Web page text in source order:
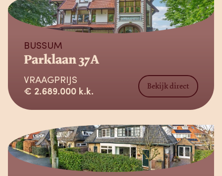
Verkocht
BUSSUM
Parklaan 37A
VRAAGPRIJS
€ 2.689.000 k.k.
Bekijk direct
Verkocht